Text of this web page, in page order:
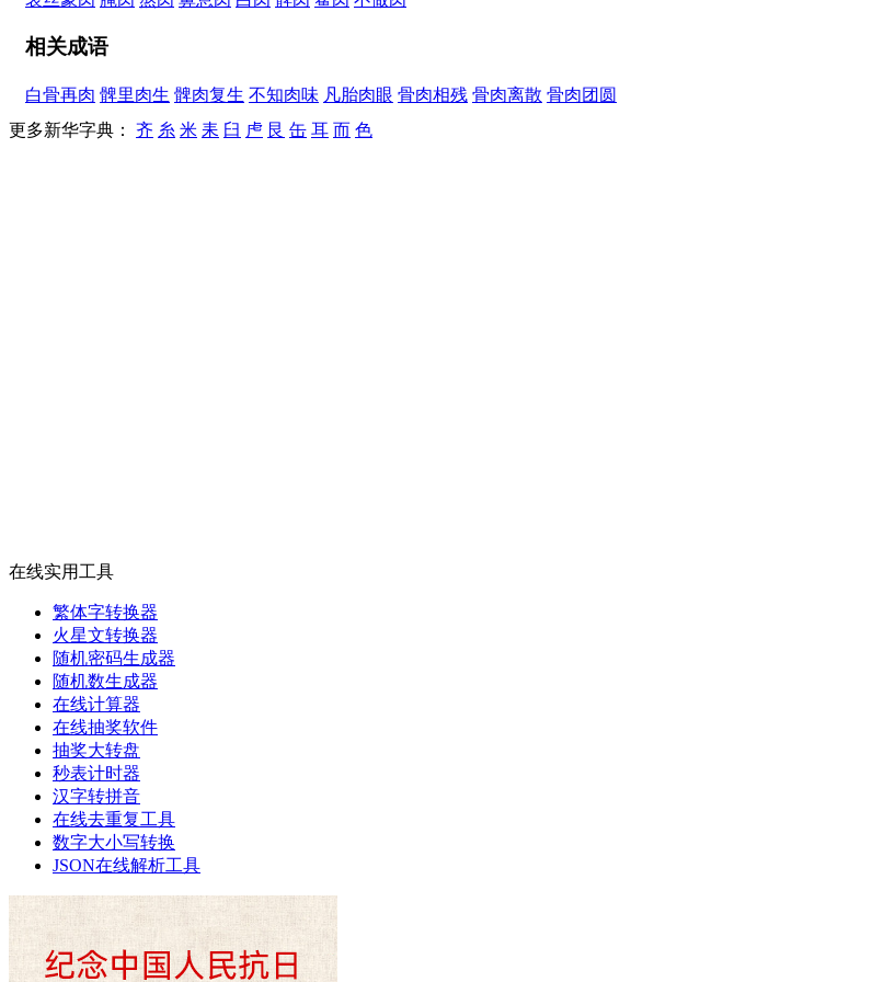
相关成语
白骨再肉 髀里肉生 髀肉复生 不知肉味 凡胎肉眼 骨肉相残 骨肉离散 骨肉团圆
更多新华字典： 齐 糸 米 耒 臼 虍 艮 缶 耳 而 色
在线实用工具
繁体字转换器
火星文转换器
随机密码生成器
随机数生成器
在线计算器
在线抽奖软件
抽奖大转盘
秒表计时器
汉字转拼音
在线去重复工具
数字大小写转换
JSON在线解析工具